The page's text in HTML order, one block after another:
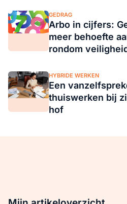
GEDRAG
Arbo in cijfers:
meer behoefte
rondom
HYBRIDE WERKEN
Een
thuiswerken bij
hof